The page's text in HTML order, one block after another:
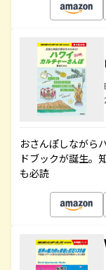
おさんぽしながら
ドブックが誕生。
も必読